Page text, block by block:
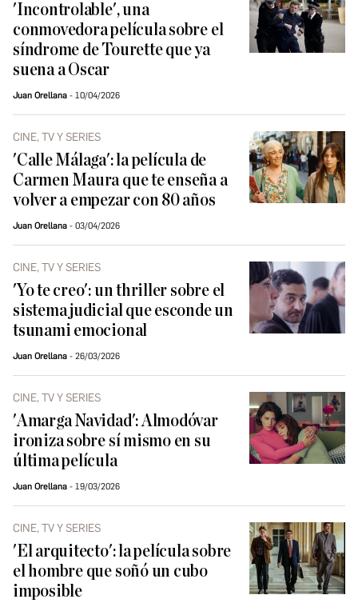
'Incontrolable', una
conmovedora película sobre el
síndrome de Tourette que ya
suena a Oscar
Juan Orellana 10/04/2026
CINE, TV Y SERIES
'Calle Málaga': la película de
Carmen Maura que te enseña a
volver a empezar con 80 años
Juan Orellana 03/04/2026
CINE, TV Y SERIES
'Yo te creo': un thriller sobre el
sistema judicial que esconde un
tsunami emocional
Juan Orellana 26/03/2026
CINE, TV Y SERIES
'Amarga Navidad': Almodóvar
ironiza sobre sí mismo en su
última película
Juan Orellana 19/03/2026
CINE, TV Y SERIES
'El arquitecto': la película sobre
el hombre que soñó un cubo
imposible